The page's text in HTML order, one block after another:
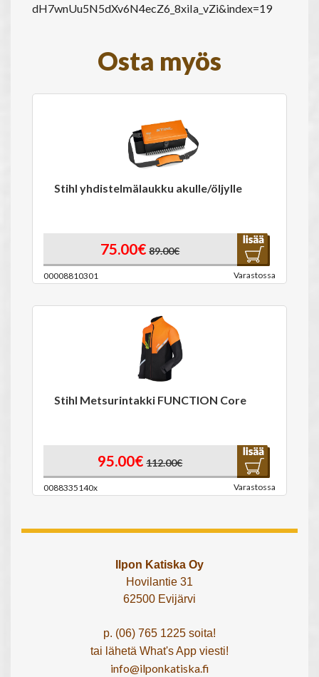
dH7wnUu5N5dXv6N4ecZ6_8xiIa_vZi&index=19
Osta myös
Stihl yhdistelmälaukku akulle/öljylle
75.00€ 89.00€
00008810301 Varastossa
Stihl Metsurintakki FUNCTION Core
95.00€ 112.00€
0088335140x Varastossa
Ilpon Katiska Oy
Hovilantie 31
62500 Evijärvi
p. (06) 765 1225 soita!
tai lähetä What's App viesti!
info@ilponkatiska.fi